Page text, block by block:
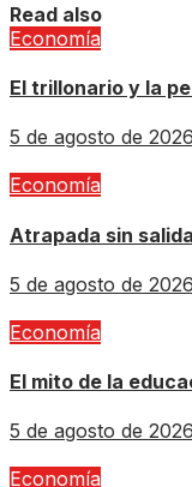
Read also
Economía
El trillonario y la
5 de agosto de 2026
Economía
Atrapada sin
5 de agosto de 2026
Economía
El mito de la
5 de agosto de 2026
Economía